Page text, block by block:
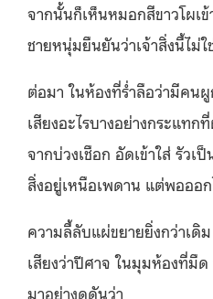
จากนั้นก็เห็นหมอกสีขาวโผเ
ชายหนุ่มยืนยันว่าเจ้าสิ่งนี้ไม่
ต่อมา ในห้องที่ร่ำลือว่ามีคน
เสียงอะไรบางอย่างกระแท
จากบ่วงเชือก อัดเข้าใส่ รัวเ
สิ่งอยู่เหนือเพดาน แต่พอออ
ความลี้ลับแผ่ขยายยิ่งกว่าเดิ
เสียงว่าปีศาจ ในมุมห้องที่มื
มาอย่างดุดันว่า